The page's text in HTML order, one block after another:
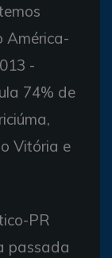
América-
-
74% de
Vitória e
PR
passada